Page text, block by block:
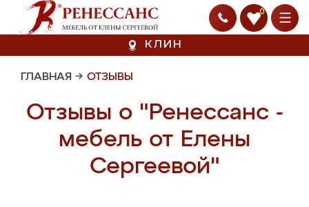
0
КЛИН
ГЛАВНАЯ → ОТЗЫВЫ
Отзывы о "Ренессанс -
мебель от Елены
Сергеевой"